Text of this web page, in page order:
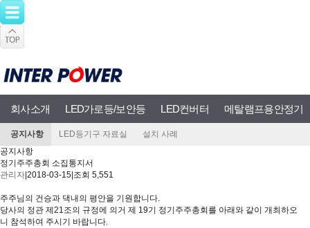
회사소개 LED가로등/보안등 LED컨버터 메탈램프용안정기
공지사항 LED등기구 자료실
설치 사례
공지사항
정기주주총회 소집통지서
관리자 2018-03-15 조회 5,551
주주님의 건승과 댁내의 평안을 기원합니다.
당사의 정관 제21조의 규정에 의거 제 19기 정기주주총회를 아래와 같이 개최하오
니 참석하여 주시기 바랍니다.